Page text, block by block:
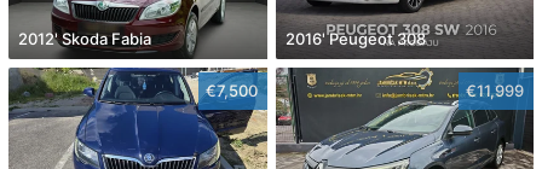
2012' Skoda Fabia 2016' Peugeot 308
€7,500 €11,999